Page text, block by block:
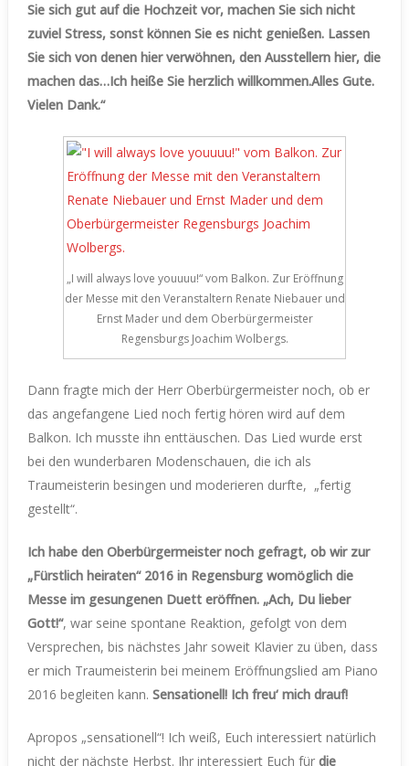
Sie sich gut auf die Hochzeit vor, machen Sie sich nicht
zuviel Stress, sonst können Sie es nicht genießen. Lassen
Sie sich von denen hier verwöhnen, den Ausstellern hier, die
machen das…Ich heiße Sie herzlich willkommen.Alles Gute.
Vielen Dank.“
„I will always love youuuu!“ vom Balkon. Zur Eröffnung
der Messe mit den Veranstaltern Renate Niebauer und
Ernst Mader und dem Oberbürgermeister
Regensburgs Joachim Wolbergs.
Dann fragte mich der Herr Oberbürgermeister noch, ob er
das angefangene Lied noch fertig hören wird auf dem
Balkon. Ich musste ihn enttäuschen. Das Lied wurde erst
bei den wunderbaren Modenschauen, die ich als
Traumeisterin besingen und moderieren durfte, „fertig
gestellt“.
Ich habe den Oberbürgermeister noch gefragt, ob wir zur
„Fürstlich heiraten“ 2016 in Regensburg womöglich die
Messe im gesungenen Duett eröffnen. „Ach, Du lieber
Gott!“, war seine spontane Reaktion, gefolgt von dem
Versprechen, bis nächstes Jahr soweit Klavier zu üben, dass
er mich Traumeisterin bei meinem Eröffnungslied am Piano
2016 begleiten kann. Sensationell! Ich freu‘ mich drauf!
Apropos „sensationell“! Ich weiß, Euch interessiert natürlich
nicht der nächste Herbst. Ihr interessiert Euch für die